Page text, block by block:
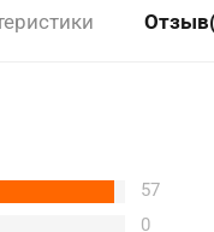
57
0